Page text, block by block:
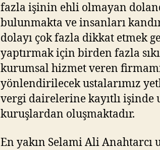
fazla işinin ehli olmayan
bulunmakta ve insanları
dolayı çok fazla dikkat etmek
yaptırmak için birden fazla
kurumsal hizmet veren
yönlendirilecek ustalarımız
vergi dairelerine kayıtlı
kuruşlardan oluşmaktadır.
En yakın Selami Ali